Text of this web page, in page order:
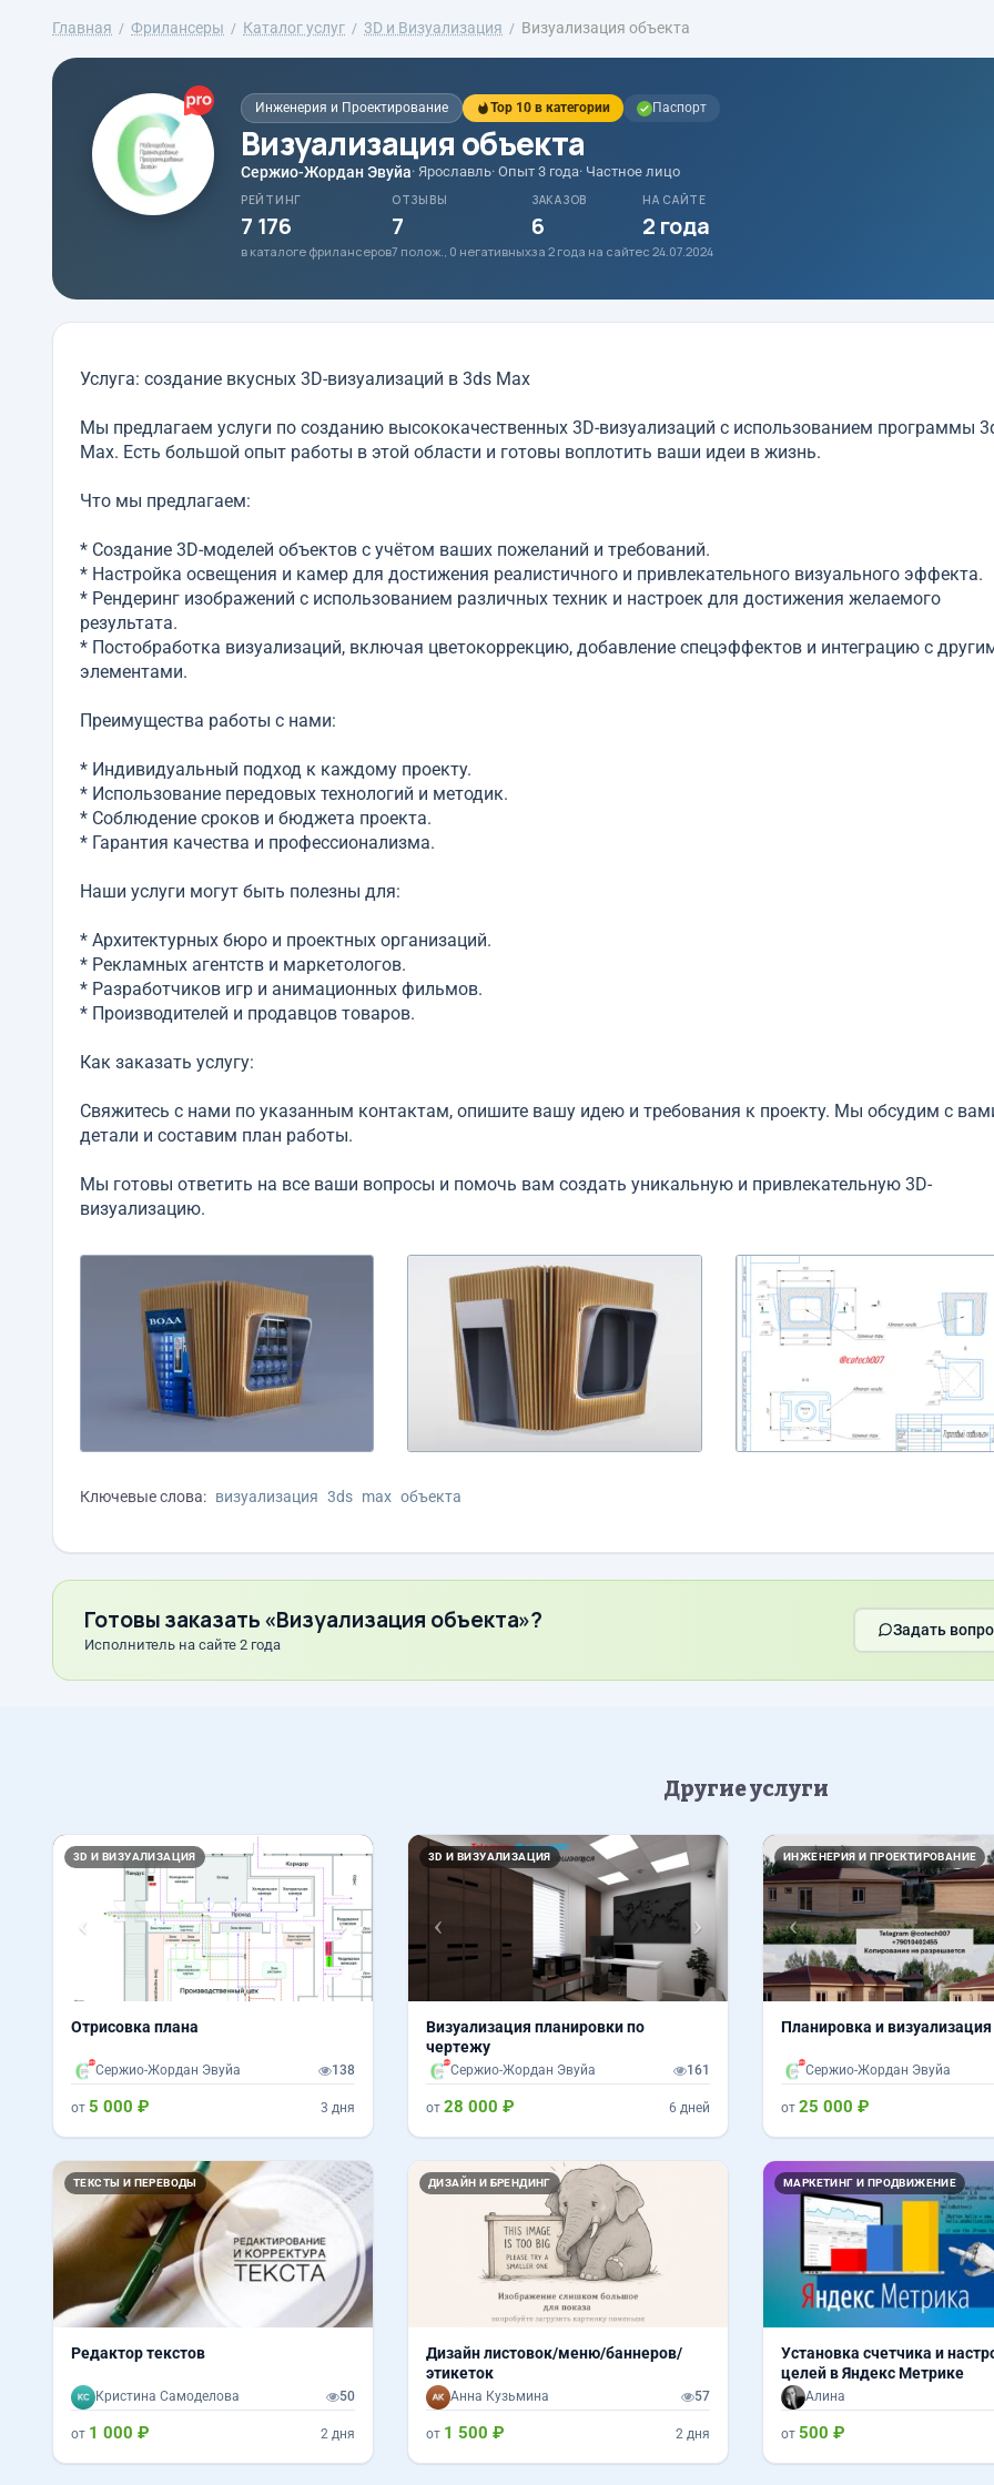
Главная Фрилансеры Каталог услуг 3D и Визуализация Визуализация объекта
Инженерия и Проектирование Top 10 в категории Паспорт
Визуализация объекта
Сержио-Жордан Эвуйа· Ярославль· Опыт 3 года· Частное лицо
РЕЙТИНГ
7 176
в каталоге фрилансеров
ОТЗЫВЫ
7
7 полож., 0 негативных
ЗАКАЗОВ
6
за 2 года на сайте
НА САЙТЕ
2 года
с 24.07.2024
Услуга: создание вкусных 3D-визуализаций в 3ds Max
Мы предлагаем услуги по созданию высококачественных 3D-визуализаций с использованием программы
Max. Есть большой опыт работы в этой области и готовы воплотить ваши идеи в жизнь.
Что мы предлагаем:
* Создание 3D-моделей объектов с учётом ваших пожеланий и требований.
* Настройка освещения и камер для достижения реалистичного и привлекательного визуального эффекта.
* Рендеринг изображений с использованием различных техник и настроек для достижения желаемого
результата.
* Постобработка визуализаций, включая цветокоррекцию, добавление спецэффектов и интеграцию с
элементами.
Преимущества работы с нами:
* Индивидуальный подход к каждому проекту.
* Использование передовых технологий и методик.
* Соблюдение сроков и бюджета проекта.
* Гарантия качества и профессионализма.
Наши услуги могут быть полезны для:
* Архитектурных бюро и проектных организаций.
* Рекламных агентств и маркетологов.
* Разработчиков игр и анимационных фильмов.
* Производителей и продавцов товаров.
Как заказать услугу:
Свяжитесь с нами по указанным контактам, опишите вашу идею и требования к проекту. Мы обсудим с
детали и составим план работы.
Мы готовы ответить на все ваши вопросы и помочь вам создать уникальную и привлекательную 3D-
визуализацию.
Ключевые слова: визуализация 3ds max объекта
Готовы заказать «Визуализация объекта»?
Исполнитель на сайте 2 года
Задать
Другие услуги
3D И ВИЗУАЛИЗАЦИЯ
Назад Вперед
Отрисовка плана
Сержио-Жордан Эвуйа 138
от 5 000 ₽ 3 дня
3D И ВИЗУАЛИЗАЦИЯ
Назад Вперед
Визуализация планировки по
чертежу
Сержио-Жордан Эвуйа 161
от 28 000 ₽ 6 дней
ИНЖЕНЕРИЯ И ПРОЕКТИРОВАНИЕ
Назад
Планировка и визуализация
Сержио-Жордан Эвуйа
от 25 000 ₽
ТЕКСТЫ И ПЕРЕВОДЫ
Редактор текстов
Кристина Самоделова 50
от 1 000 ₽ 2 дня
ДИЗАЙН И БРЕНДИНГ
Дизайн листовок/меню/баннеров/
этикеток
Анна Кузьмина 57
от 1 500 ₽ 2 дня
МАРКЕТИНГ И ПРОДВИЖЕНИЕ
Установка счетчика и
целей в Яндекс Метрике
Алина
от 500 ₽